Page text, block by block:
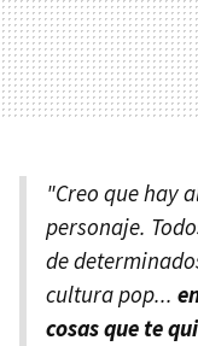
"Creo que hay
personaje.
de
cultura pop...
cosas que te